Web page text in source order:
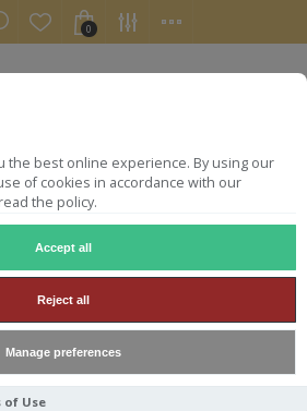
the best online experience. By using our
of cookies in accordance with our
the policy.
Accept all
Reject all
Manage preferences
Use
0